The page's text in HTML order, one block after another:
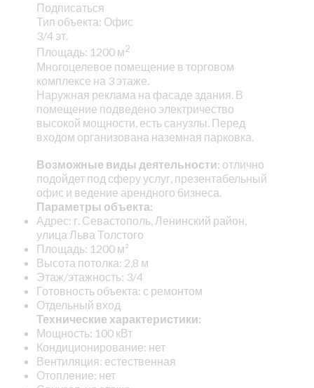
Подписаться
Тип объекта: Офис
3/4 эт.
Площадь: 1200 м2
Многоцелевое помещение в торговом
комплексе на 3 этаже.
Наружная реклама на фасаде здания. В
помещение подведено электричество
высокой мощности, есть санузлы. Перед
входом организована наземная парковка.
Возможные виды деятельности: отлично
подойдет под сферу услуг, презентабельный
офис и ведение арендного бизнеса.
Параметры объекта:
Адрес: г. Севастополь, Ленинский район,
улица Льва Толстого
Площадь: 1200 м²
Высота потолка: 2,8 м
Этаж/этажность: 3/4
Готовность объекта: с ремонтом
Отдельный вход
Технические характеристики:
Мощность: 100 кВт
Кондиционирование: нет
Вентиляция: естественная
Отопление: нет